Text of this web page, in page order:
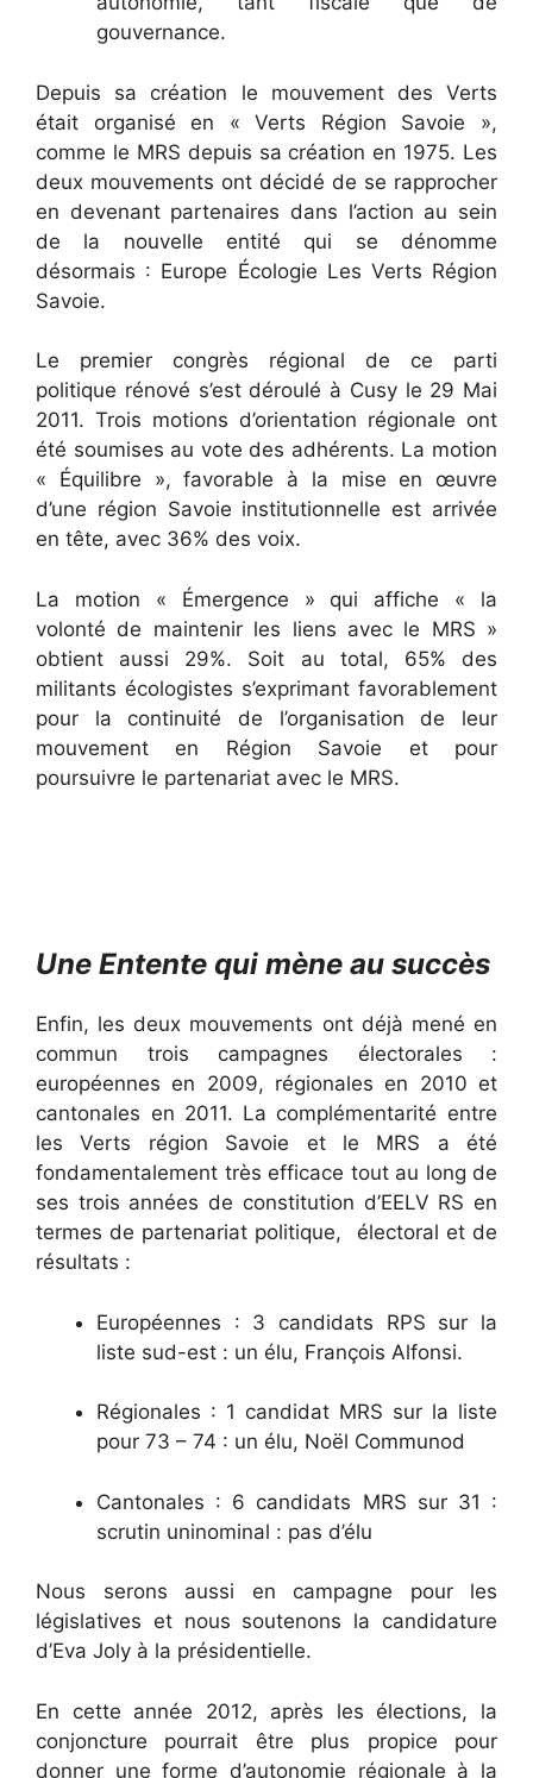
gouvernance.
Depuis sa création le mouvement des Verts
était organisé en « Verts Région Savoie »,
comme le MRS depuis sa création en 1975. Les
deux mouvements ont décidé de se rapprocher
en devenant partenaires dans l’action au sein
de la nouvelle entité qui se dénomme
désormais : Europe Écologie Les Verts Région
Savoie.
Le premier congrès régional de ce parti
politique rénové s’est déroulé à Cusy le 29 Mai
2011. Trois motions d’orientation régionale ont
été soumises au vote des adhérents. La motion
« Équilibre », favorable à la mise en œuvre
d’une région Savoie institutionnelle est arrivée
en tête, avec 36% des voix.
La motion « Émergence » qui affiche « la
volonté de maintenir les liens avec le MRS »
obtient aussi 29%. Soit au total, 65% des
militants écologistes s’exprimant favorablement
pour la continuité de l’organisation de leur
mouvement en Région Savoie et pour
poursuivre le partenariat avec le MRS.
Une Entente qui mène au succès
Enfin, les deux mouvements ont déjà mené en
commun trois campagnes électorales :
européennes en 2009, régionales en 2010 et
cantonales en 2011. La complémentarité entre
les Verts région Savoie et le MRS a été
fondamentalement très efficace tout au long de
ses trois années de constitution d’EELV RS en
termes de partenariat politique, électoral et de
résultats :
Européennes : 3 candidats RPS sur la
liste sud-est : un élu, François Alfonsi.
Régionales : 1 candidat MRS sur la liste
pour 73 – 74 : un élu, Noël Communod
Cantonales : 6 candidats MRS sur 31 :
scrutin uninominal : pas d’élu
Nous serons aussi en campagne pour les
législatives et nous soutenons la candidature
d’Eva Joly à la présidentielle.
En cette année 2012, après les élections, la
conjoncture pourrait être plus propice pour
donner une forme d’autonomie régionale à la